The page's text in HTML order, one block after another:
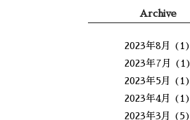
Archive
2023年8月
(1)
2023年7月
(1)
2023年5月
(1)
2023年4月
(1)
2023年3月
(5)